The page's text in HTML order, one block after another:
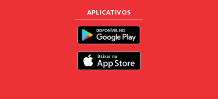
APLICATIVOS